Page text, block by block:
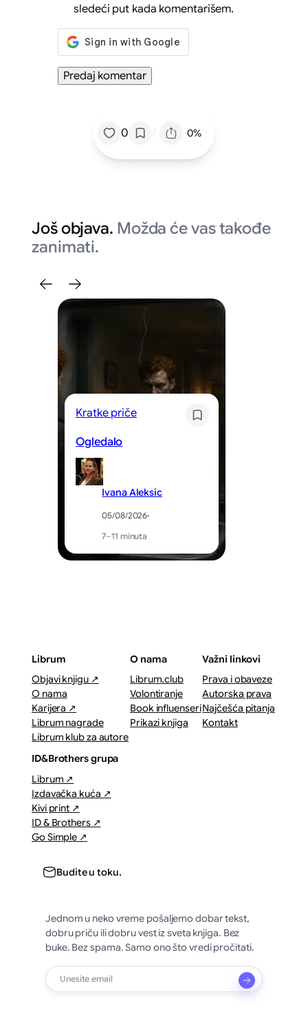
sledeći put kada komentarišem.
0 / 0%
Još objava. Možda će vas takođe
zanimati.
Kratke priče
Ogledalo
Ivana Aleksic
05/08/2026·
7–11 minuta
Librum
Objavi knjigu ↗
O nama
Karijera ↗
Librum nagrade
Librum klub za autore
O nama
Librum.club
Volontiranje
Book influenseri
Prikazi knjiga
Važni linkovi
Prava i obaveze
Autorska prava
Najčešća pitanja
Kontakt
ID&Brothers grupa
Librum ↗
Izdavačka kuća ↗
Kivi print ↗
ID & Brothers ↗
Go Simple ↗
Budite u toku.
Jednom u neko vreme pošaljemo dobar tekst,
dobru priču ili dobru vest iz sveta knjiga. Bez
buke. Bez spama. Samo ono što vredi pročitati.